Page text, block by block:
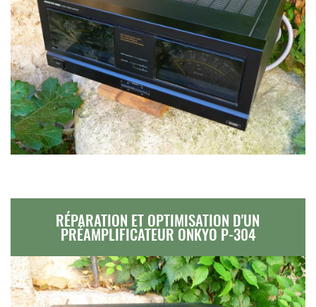
RÉPARATION ET OPTIMISATION D'UN
PRÉAMPLIFICATEUR ONKYO P-304